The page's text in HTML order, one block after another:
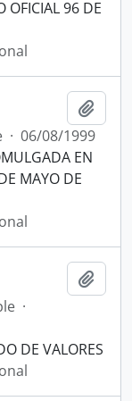
OFICIAL 96 DE
· 06/08/1999
EN
MAYO DE
·
DE VALORES